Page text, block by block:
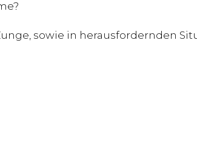
sowie in herausfordernden